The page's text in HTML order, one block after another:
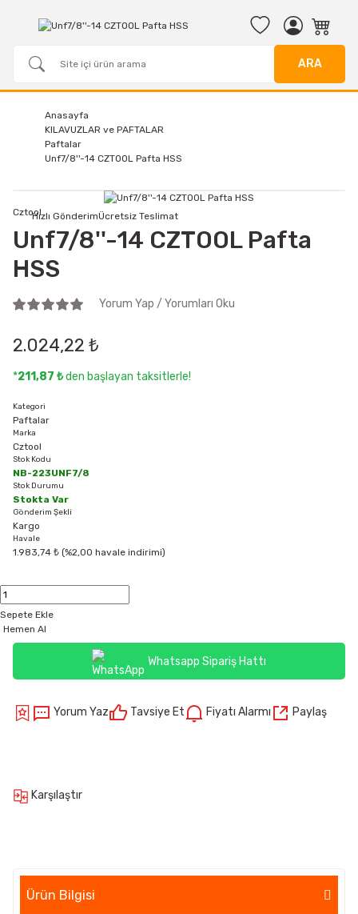
ARA
Anasayfa
KILAVUZLAR ve PAFTALAR
Paftalar
Unf7/8''-14 CZTOOL Pafta HSS
Hızlı GönderimÜcretsiz Teslimat
Cztool
Unf7/8''-14 CZTOOL Pafta
HSS
Yorum Yap / Yorumları Oku
2.024,22 ₺
*211,87 ₺den başlayan taksitlerle!
Kategori
Paftalar
Marka
Cztool
Stok Kodu
NB-223UNF7/8
Stok Durumu
Stokta Var
Gönderim Şekli
Kargo
Havale
1.983,74 ₺ (%2,00 havale indirimi)
Sepete Ekle
Hemen Al
Whatsapp Sipariş Hattı
Yorum Yaz Tavsiye Et Fiyatı Alarmı Paylaş
Karşılaştır
Ürün Bilgisi